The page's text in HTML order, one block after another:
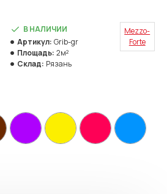
В НАЛИЧИИ
Артикул: Grib-gr
Площадь: 2м²
Склад: Рязань
Mezzo-
Forte